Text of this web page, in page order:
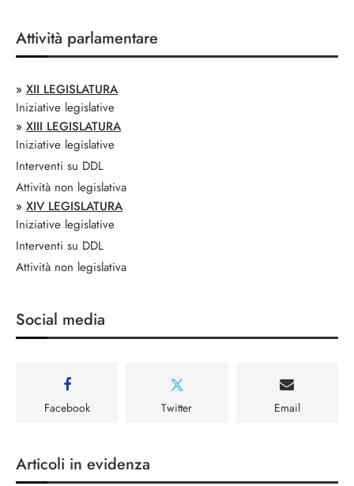
Attività parlamentare
» XII LEGISLATURA
Iniziative legislative
» XIII LEGISLATURA
Iniziative legislative
Interventi su DDL
Attività non legislativa
» XIV LEGISLATURA
Iniziative legislative
Interventi su DDL
Attività non legislativa
Social media
Facebook Twitter Email
Articoli in evidenza